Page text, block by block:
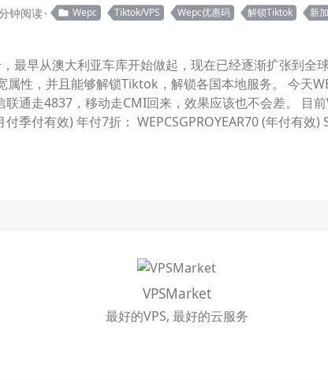
钟阅读 Wepc Tiktok/VPS Wepc优惠码 解锁Tiktok 新
最早从澳大利亚车库开始做起，现在已经逐渐扩张到全
性，并且能够解锁Tiktok，解锁各国本地服务。 今天
通走4837，移动走CMI回来，效果应该也不会差。 目
季付有效) 年付7折： WEPCSGPROYEAR70 (年付有效)
VPSMarket
最好的VPS, 最好的云服务